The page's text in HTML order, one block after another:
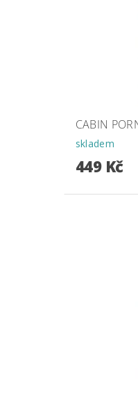
CABIN
skladem
449 Kč